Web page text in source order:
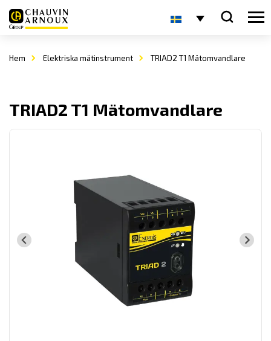
Hem Elektriska mätinstrument TRIAD2 T1 Mätomvandlare
TRIAD2 T1 Mätomvandlare